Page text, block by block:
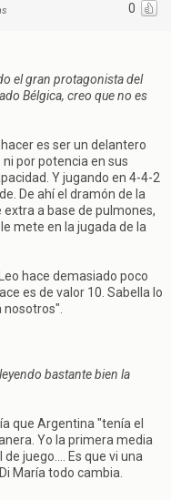
0
el gran protagonista del
Bélgica, creo que no es
es ser un delantero
por potencia en sus
Y jugando en 4-4-2
De ahí el dramón de la
extra a base de pulmones,
mete en la jugada de la
hace demasiado poco
es de valor 10. Sabella lo
bastante bien la
que Argentina "tenía el
Yo la primera media
juego.... Es que vi una
María todo cambia.